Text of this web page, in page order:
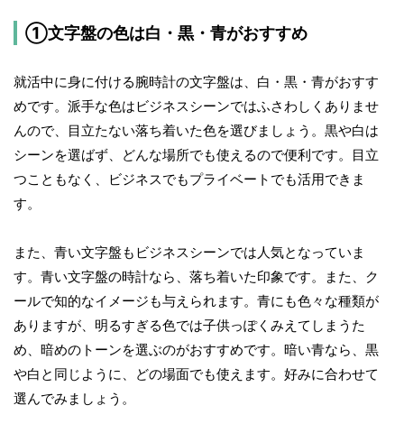
①文字盤の色は白・黒・青がおすすめ
就活中に身に付ける腕時計の文字盤は、白・黒・青がおすす
めです。派手な色はビジネスシーンではふさわしくありませ
んので、目立たない落ち着いた色を選びましょう。黒や白は
シーンを選ばず、どんな場所でも使えるので便利です。目立
つこともなく、ビジネスでもプライベートでも活用できま
す。
また、青い文字盤もビジネスシーンでは人気となっていま
す。青い文字盤の時計なら、落ち着いた印象です。また、ク
ールで知的なイメージも与えられます。青にも色々な種類が
ありますが、明るすぎる色では子供っぽくみえてしまうた
め、暗めのトーンを選ぶのがおすすめです。暗い青なら、黒
や白と同じように、どの場面でも使えます。好みに合わせて
選んでみましょう。